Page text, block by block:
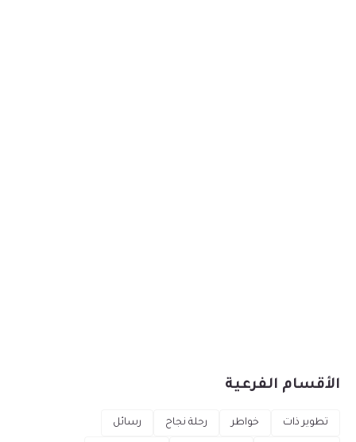
الأقسام الفرعية
تطوير ذات خواطر رحلة نجاح رسائل